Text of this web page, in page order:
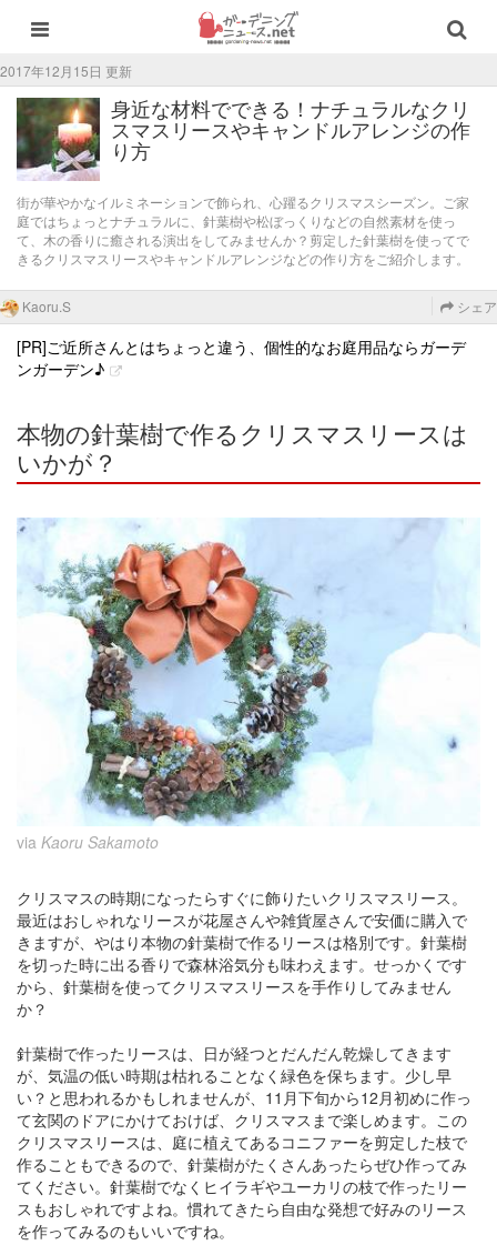
2017年12月15日 更新
身近な材料でできる！ナチュラルなクリ
スマスリースやキャンドルアレンジの作
り方
街が華やかなイルミネーションで飾られ、心躍るクリスマスシーズン。ご家
庭ではちょっとナチュラルに、針葉樹や松ぼっくりなどの自然素材を使っ
て、木の香りに癒される演出をしてみませんか？剪定した針葉樹を使ってで
きるクリスマスリースやキャンドルアレンジなどの作り方をご紹介します。
Kaoru.S シェア
[PR]ご近所さんとはちょっと違う、個性的なお庭用品ならガーデ
ンガーデン♪
本物の針葉樹で作るクリスマスリースは
いかが？
via Kaoru Sakamoto
クリスマスの時期になったらすぐに飾りたいクリスマスリース。
最近はおしゃれなリースが花屋さんや雑貨屋さんで安価に購入で
きますが、やはり本物の針葉樹で作るリースは格別です。針葉樹
を切った時に出る香りで森林浴気分も味わえます。せっかくです
から、針葉樹を使ってクリスマスリースを手作りしてみません
か？
針葉樹で作ったリースは、日が経つとだんだん乾燥してきます
が、気温の低い時期は枯れることなく緑色を保ちます。少し早
い？と思われるかもしれませんが、11月下旬から12月初めに作っ
て玄関のドアにかけておけば、クリスマスまで楽しめます。この
クリスマスリースは、庭に植えてあるコニファーを剪定した枝で
作ることもできるので、針葉樹がたくさんあったらぜひ作ってみ
てください。針葉樹でなくヒイラギやユーカリの枝で作ったリー
スもおしゃれですよね。慣れてきたら自由な発想で好みのリース
を作ってみるのもいいですね。